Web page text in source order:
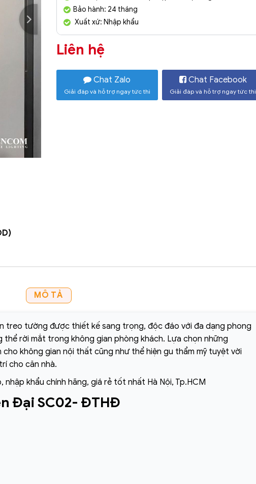
Bảo hành: 24 tháng
Xuất xứ: Nhập khẩu
Liên hệ
Chat Zalo
Giải đáp và hỗ trợ ngay tức thì
Chat Facebook
Giải đáp và hỗ trợ ngay tức thì
MÔ TẢ
treo tường được thiết kế sang trọng, độc đáo với đa dạng phong
rời mắt trong không gian phòng khách. Lựa chọn những
cho không gian nội thất cũng như thể hiện gu thẩm mỹ tuyệt vời
cho căn nhà.
nhập khẩu chính hãng, giá rẻ tốt nhất Hà Nội, Tp.HCM
Đại SC02- ĐTHĐ